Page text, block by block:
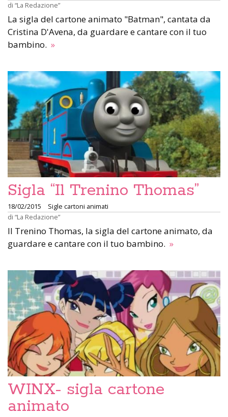
di “La Redazione”
La sigla del cartone animato "Batman", cantata da
Cristina D'Avena, da guardare e cantare con il tuo
bambino. »
Sigla “Il Trenino Thomas”
18/02/2015
Sigle cartoni animati
di “La Redazione”
Il Trenino Thomas, la sigla del cartone animato, da
guardare e cantare con il tuo bambino. »
WINX- sigla cartone
animato